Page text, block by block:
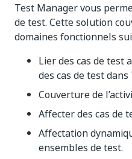
Test Managervous
de test. Cette solution
domaines fonctionnels
Lier des cas de test
des cas de test dans
Couverture de
Affecter des cas de
Affectation
ensembles de test.